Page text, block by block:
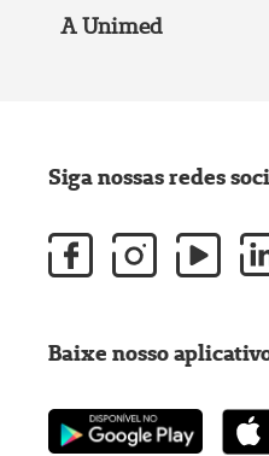
A Unimed
Siga nossas redes
Baixe nosso